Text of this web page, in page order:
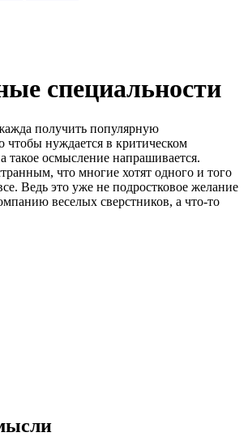
специальности
получить популярную
чтобы нуждается в критическом
такое осмысление напрашивается.
что многие хотят одного и того
Ведь это уже не подростковое желание
веселых сверстников, а что-то